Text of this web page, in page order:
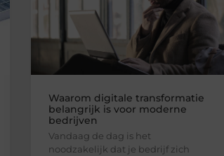
Waarom digitale transformatie
belangrijk is voor moderne
bedrijven
Vandaag de dag is het
noodzakelijk dat je bedrijf zich